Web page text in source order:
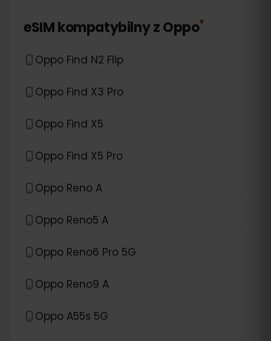
eSIM kompatybilny zOppo*
Oppo Find N2 Flip
Oppo Find X3 Pro
Oppo Find X5
Oppo Find X5 Pro
Oppo Reno A
Oppo Reno5 A
Oppo Reno6 Pro 5G
Oppo Reno9 A
Oppo A55s 5G